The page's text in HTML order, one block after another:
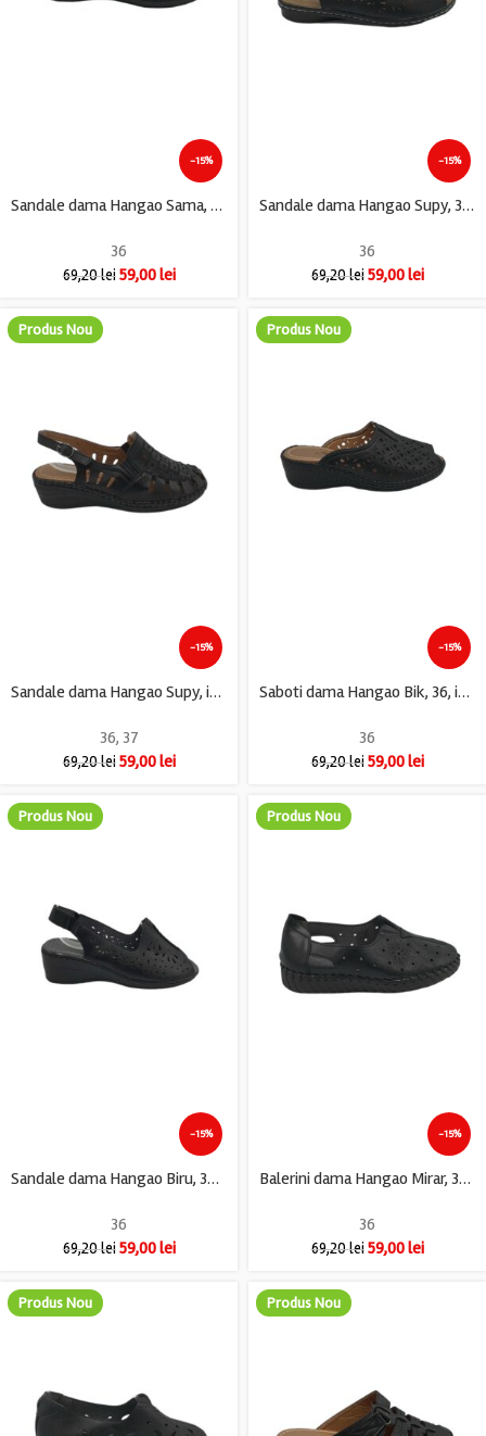
-15%
Sandale dama Hangao Sama, 36, imitatie de piele ,negru
36
69,20lei 59,00lei
-15%
Sandale dama Hangao Supy, 36, imitatie de piele, negru
36
69,20lei 59,00lei
Produs Nou
-15%
Sandale dama Hangao Supy, imitatie de piele, negru
36, 37
69,20lei 59,00lei
Produs Nou
-15%
Saboti dama Hangao Bik, 36, imitatie de piele, negru
36
69,20lei 59,00lei
Produs Nou
-15%
Sandale dama Hangao Biru, 36, imitatie de piele, negru
36
69,20lei 59,00lei
Produs Nou
-15%
Balerini dama Hangao Mirar, 36, imitatie de piele, negru
36
69,20lei 59,00lei
Produs Nou Produs Nou